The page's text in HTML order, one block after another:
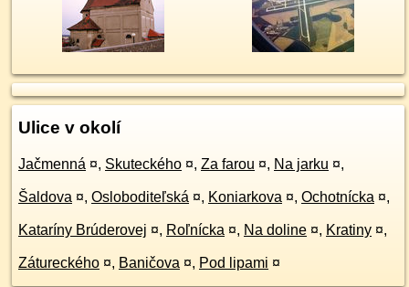
Ulice v okolí
Jačmenná ¤, Skuteckého ¤, Za farou ¤, Na jarku ¤,
Šaldova ¤, Osloboditeľská ¤, Koniarkova ¤, Ochotnícka ¤,
Kataríny Brúderovej ¤, Roľnícka ¤, Na doline ¤, Kratiny ¤,
Zátureckého ¤, Baničova ¤, Pod lipami ¤